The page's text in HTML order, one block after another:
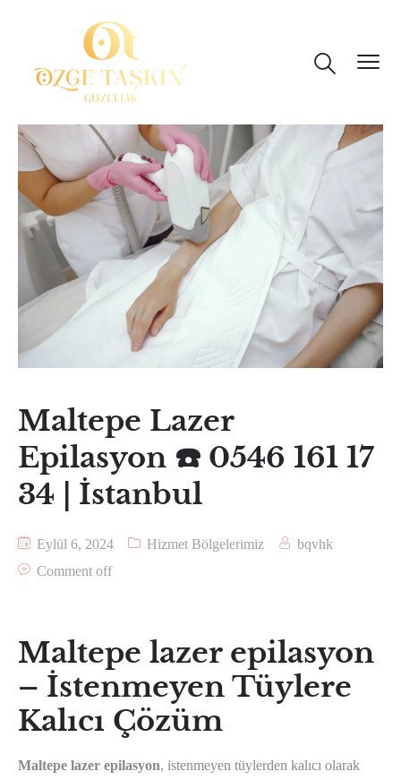
Maltepe Lazer
Epilasyon ☎️ 0546 161 17
34 | İstanbul
Eylül 6, 2024 Hizmet Bölgelerimiz
bqvhk
Comment off
Maltepe lazer epilasyon
– İstenmeyen Tüylere
Kalıcı Çözüm
Maltepe lazer epilasyon, istenmeyen tüylerden kalıcı olarak